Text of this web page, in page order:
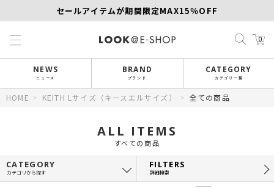
セールアイテムが期間限定MAX15％OFF
0
NEWS
ニュース
BRAND
ブランド
CATEGORY
カテゴリ一覧
HOME > KEITH Lサイズ（キースエルサイズ） > 全ての商品
ALL ITEMS
すべての商品
CATEGORY
カテゴリから探す
FILTERS
詳細検索